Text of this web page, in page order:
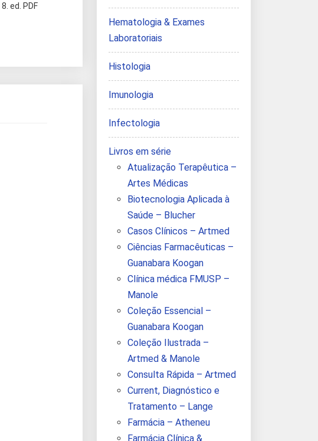
ed. PDF
Hematologia & Exames
Laboratoriais
Histologia
Imunologia
Infectologia
Livros em série
Atualização Terapêutica –
Artes Médicas
Biotecnologia Aplicada à
Saúde – Blucher
Casos Clínicos – Artmed
Ciências Farmacêuticas –
Guanabara Koogan
Clínica médica FMUSP –
Manole
Coleção Essencial –
Guanabara Koogan
Coleção Ilustrada –
Artmed & Manole
Consulta Rápida – Artmed
Current, Diagnóstico e
Tratamento – Lange
Farmácia – Atheneu
Farmácia Clínica &